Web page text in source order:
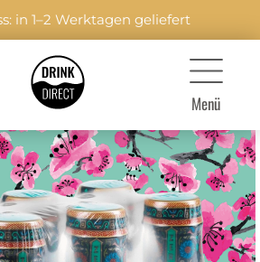
in 1–2 Werktagen geliefert
Menü